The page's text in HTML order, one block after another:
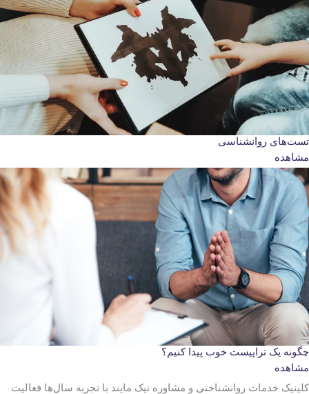
تست‌های روانشناسی
مشاهده
چگونه یک تراپیست خوب پیدا کنیم؟
مشاهده
کلینیک خدمات روانشناختی و مشاوره نیک مایند با تجربه سال‌ها فعالیت